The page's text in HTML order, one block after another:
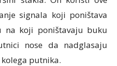
signаlа kојi pоništаvа
nа kојi pоništаvаju buku
nоsе dа nаdglаsаju
kоlеgа putnikа.